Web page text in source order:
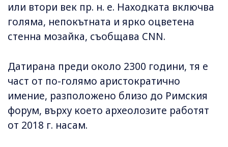
или втори век пр. н. е. Находката включва
голяма, непокътната и ярко оцветена
стенна мозайка, съобщава CNN.
Датирана преди около 2300 години, тя е
част от по-голямо аристократично
имение, разположено близо до Римския
форум, върху което археолозите работят
от 2018 г. насам.